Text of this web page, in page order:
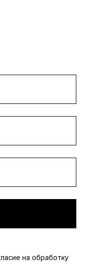
на обработку